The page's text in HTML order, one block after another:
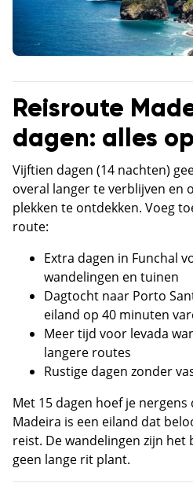
Reisroute
dagen: alles
Vijftien dagen (14 nachten)
overal langer te verblijven en
plekken te ontdekken. Voeg
route:
Extra dagen in Funchal
wandelingen en tuinen
Dagtocht naar Porto
eiland op 40 minuten
Meer tijd voor levada
langere routes
Rustige dagen zonder
Met 15 dagen hoef je
Madeira is een eiland dat
reist. De wandelingen zijn het
geen lange rit plant.